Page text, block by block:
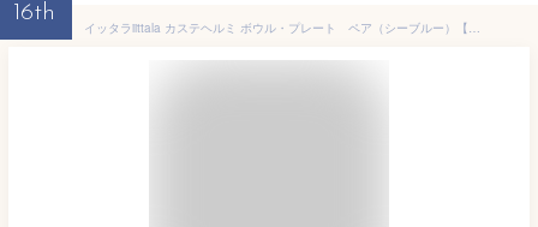
16th
イッタラiittala カステヘルミ ボウル・プレート ペア（シーブルー）【御結婚御祝・内祝・新築御祝・還暦御祝・御礼・寿・ギフト包装可能】